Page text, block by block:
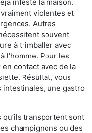
infesté la maison.
violentes et
Autres
souvent
à trimballer avec
l’homme. Pour les
contact avec de la
Résultat, vous
une gastro
qu’ils transportent sont
champignons ou des